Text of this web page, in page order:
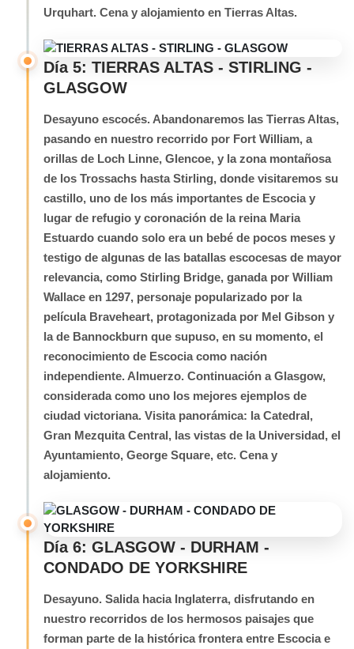
Urquhart. Cena y alojamiento en Tierras Altas.
Día 5: TIERRAS ALTAS - STIRLING -
GLASGOW
Desayuno escocés. Abandonaremos las Tierras Altas,
pasando en nuestro recorrido por Fort William, a
orillas de Loch Linne, Glencoe, y la zona montañosa
de los Trossachs hasta Stirling, donde visitaremos su
castillo, uno de los más importantes de Escocia y
lugar de refugio y coronación de la reina Maria
Estuardo cuando solo era un bebé de pocos meses y
testigo de algunas de las batallas escocesas de mayor
relevancia, como Stirling Bridge, ganada por William
Wallace en 1297, personaje popularizado por la
película Braveheart, protagonizada por Mel Gibson y
la de Bannockburn que supuso, en su momento, el
reconocimiento de Escocia como nación
independiente. Almuerzo. Continuación a Glasgow,
considerada como uno los mejores ejemplos de
ciudad victoriana. Visita panorámica: la Catedral,
Gran Mezquita Central, las vistas de la Universidad, el
Ayuntamiento, George Square, etc. Cena y
alojamiento.
Día 6: GLASGOW - DURHAM -
CONDADO DE YORKSHIRE
Desayuno. Salida hacia Inglaterra, disfrutando en
nuestro recorridos de los hermosos paisajes que
forman parte de la histórica frontera entre Escocia e